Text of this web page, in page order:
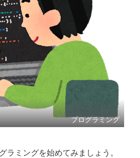
プログラミング
ラミングを始めてみましょう。